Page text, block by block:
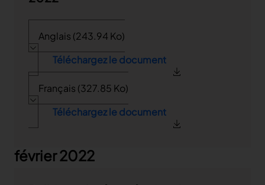
Anglais (243.94 Ko)
Téléchargez le document
Français (327.85 Ko)
Téléchargez le document
février 2022